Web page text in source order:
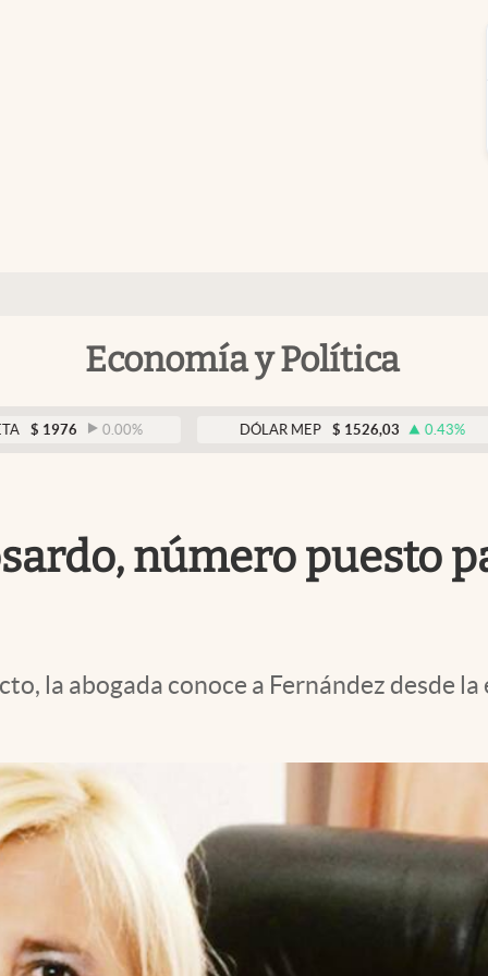
Economía y Política
0.00% DÓLAR MEP $ 1526,03 0.43%
número puesto
la abogada conoce a Fernández desde